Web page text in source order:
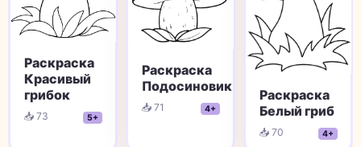
Раскраска
Красивый
грибок
📥 73 5+
Раскраска
Подосиновик
📥 71 4+
Раскраска
Белый гриб
📥 70 4+